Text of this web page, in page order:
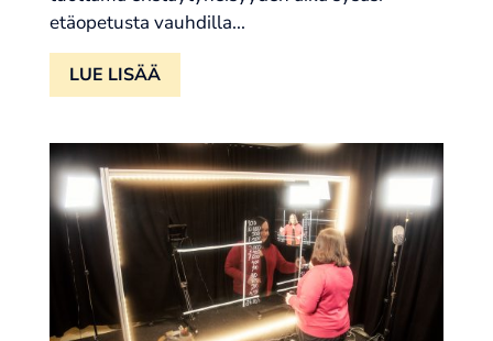
etäopetusta vauhdilla...
LUE LISÄÄ